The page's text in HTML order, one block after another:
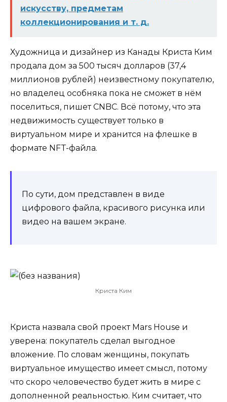
искусству, предметам
коллекционирования и т. д.
Художница и дизайнер из Канады Криста Ким
продала дом за 500 тысяч долларов (37,4
миллионов рублей) неизвестному покупателю,
но владелец особняка пока не сможет в нём
поселиться, пишетCNBC. Всё потому, что эта
недвижимость существует только в
виртуальном мире и хранится на флешке в
формате NFT-файла.
По сути, дом представлен в виде
цифрового файла, красивого рисунка или
видео на вашем экране.
Криста Ким
Криста назвала свой проект Mars House и
уверена: покупатель сделал выгодное
вложение. По словам женщины, покупать
виртуальное имущество имеет смысл, потому
что скоро человечество будет жить в мире с
дополненной реальностью. Ким считает, что